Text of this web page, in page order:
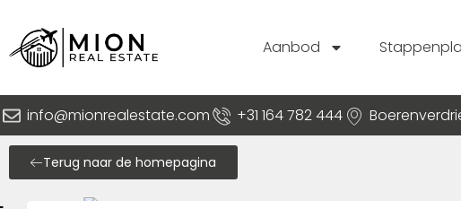
Aanbod
info@mionrealestate.com +31 164 782 444
Terug naar de homepagina